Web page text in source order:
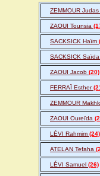
ZEMMOUR Judas
ZAOUI Tounsia
SACKSICK Haïm
SACKSICK Saïda
ZAOUI Jacob (20)
FERRAÏ Esther
ZEMMOUR
ZAOUI Oureïda
LÉVI Rahmim (24)
ATELAN Tefaha
LÉVI Samuel (26)